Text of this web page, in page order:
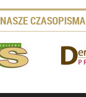
NASZE CZASOPISMA